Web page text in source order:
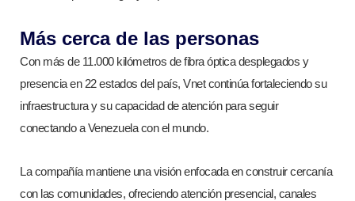
Más cerca de las personas
Con más de 11.000 kilómetros de fibra óptica desplegados y
presencia en 22 estados del país, Vnet continúa fortaleciendo su
infraestructura y su capacidad de atención para seguir
conectando a Venezuela con el mundo.
La compañía mantiene una visión enfocada en construir cercanía
con las comunidades, ofreciendo atención presencial, canales